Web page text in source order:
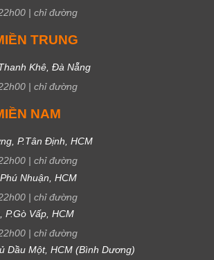
| chỉ đường
TRUNG
Khê, Đà Nẵng
| chỉ đường
NAM
P.Tân Định, HCM
| chỉ đường
Nhuận, HCM
| chỉ đường
P.Gò Vấp, HCM
| chỉ đường
Dầu Một, HCM (Bình Dương)